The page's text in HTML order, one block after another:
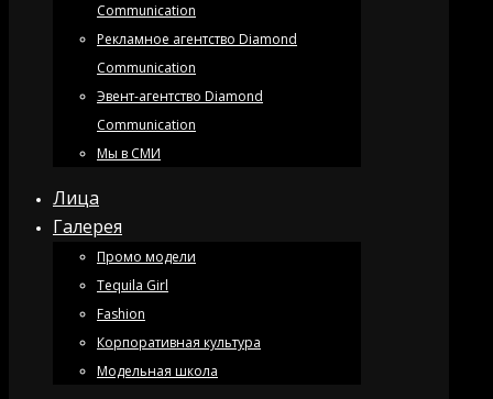
Communication
Рекламное агентство Diamond
Communication
Эвент-агентство Diamond
Communication
Мы в СМИ
Лица
Галерея
Промо модели
Tequila Girl
Fashion
Корпоративная культура
Модельная школа